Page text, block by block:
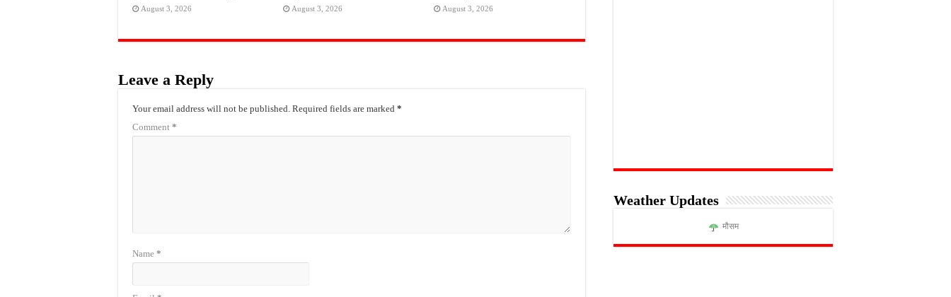
August 3, 2026 August 3, 2026 August 3, 2026
Leave a Reply
Your email address will not be published. Required fields are marked *
Comment *
Name *
Weather Updates
मौसम